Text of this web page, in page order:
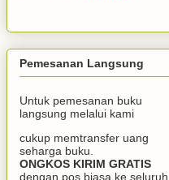
Pemesanan Langsung
Untuk pemesanan buku
langsung melalui kami
cukup memtransfer uang
seharga buku.
ONGKOS KIRIM GRATIS
dengan pos biasa ke seluruh